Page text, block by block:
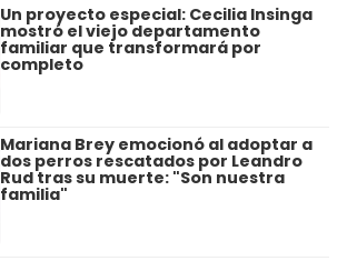
Un proyecto especial: Cecilia Insinga
mostró el viejo departamento
familiar que transformará por
completo
Mariana Brey emocionó al adoptar a
dos perros rescatados por Leandro
Rud tras su muerte: "Son nuestra
familia"